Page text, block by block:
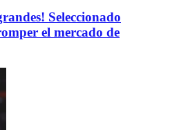
Seleccionado
el mercado de